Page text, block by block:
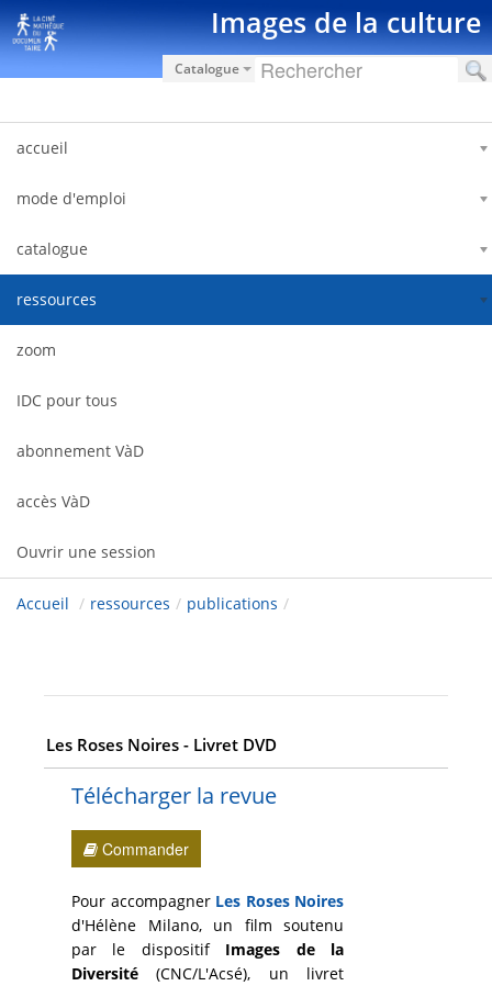
Saut au contenu Images de la culture
Catalogue
accueil
mode d'emploi
catalogue
ressources
zoom
IDC pour tous
abonnement VàD
accès VàD
Ouvrir une session
Accueil / ressources / publications /
Les Roses Noires - Livret DVD
Télécharger la revue
Commander
Pour accompagner Les Roses Noires
d'Hélène Milano, un film soutenu
par le dispositifImages de la
Diversité (CNC/L'Acsé), un livret